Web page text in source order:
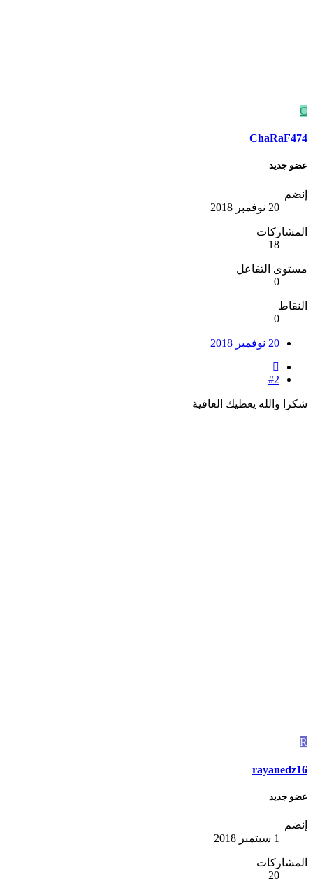
C
ChaRaF474
عضو جديد
إنضم
20 نوفمبر 2018
المشاركات
18
مستوى التفاعل
0
النقاط
0
20 نوفمبر 2018
#2
شكرا والله يعطيك العافية
R
rayanedz16
عضو جديد
إنضم
1 سبتمبر 2018
المشاركات
20